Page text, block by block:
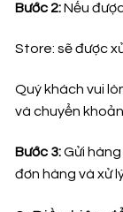
Bước 2:Nếu
Store: sẽ được
Quý khách vui
và chuyển
Bước 3:Gửi
đơn hàng và xử